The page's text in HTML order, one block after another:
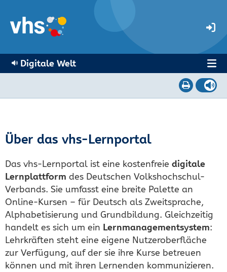
Digitale Welt
Über das vhs-Lernportal
Das vhs-Lernportal ist eine kostenfreie digitale
Lernplattform des Deutschen Volkshochschul-
Verbands. Sie umfasst eine breite Palette an
Online-Kursen – für Deutsch als Zweitsprache,
Alphabetisierung und Grundbildung. Gleichzeitig
handelt es sich um ein Lernmanagementsystem:
Lehrkräften steht eine eigene Nutzeroberfläche
zur Verfügung, auf der sie ihre Kurse betreuen
können und mit ihren Lernenden kommunizieren.